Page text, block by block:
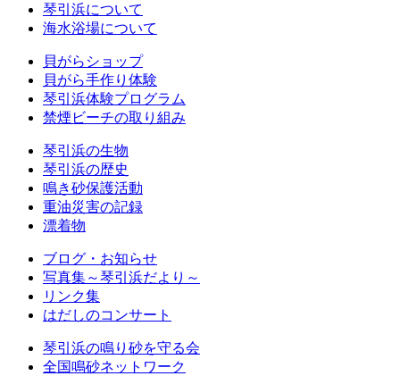
琴引浜について
海水浴場について
貝がらショップ
貝がら手作り体験
琴引浜体験プログラム
禁煙ビーチの取り組み
琴引浜の生物
琴引浜の歴史
鳴き砂保護活動
重油災害の記録
漂着物
ブログ・お知らせ
写真集～琴引浜だより～
リンク集
はだしのコンサート
琴引浜の鳴り砂を守る会
全国鳴砂ネットワーク